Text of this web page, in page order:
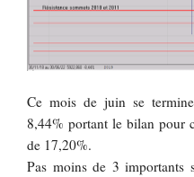
Ce mois de juin se
8,44% portant le bilan pour
de 17,20%.
Pas moins de 3 importants